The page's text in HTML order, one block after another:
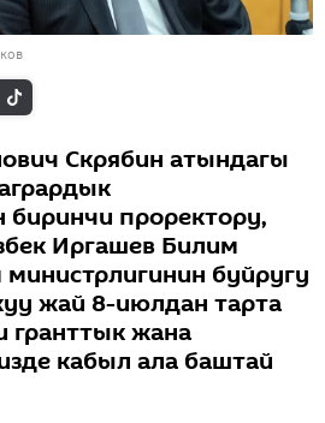
Скрябин атындагы
биринчи проректору,
Иргашев Билим
буйругу
жай 8-июлдан тарта
гранттык жана
кабыл ала баштай